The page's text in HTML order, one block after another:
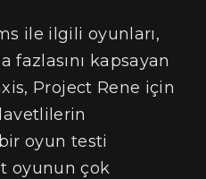
ile ilgili oyunları,
fazlasını kapsayan
Project Rene için
oyun testi
oyunun çok